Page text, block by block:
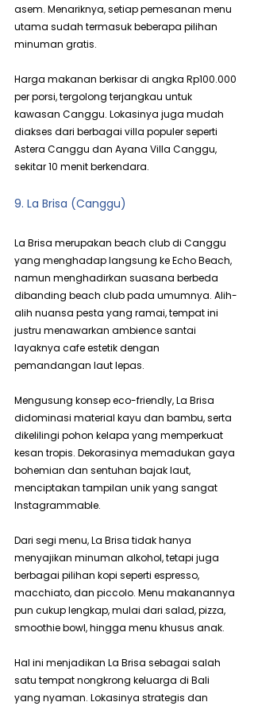
asem. Menariknya, setiap pemesanan menu
utama sudah termasuk beberapa pilihan
minuman gratis.
Harga makanan berkisar di angka Rp100.000
per porsi, tergolong terjangkau untuk
kawasan Canggu. Lokasinya juga mudah
diakses dari berbagai villa populer seperti
Astera Canggu dan Ayana Villa Canggu,
sekitar 10 menit berkendara.
9. La Brisa (Canggu)
La Brisa merupakan beach club di Canggu
yang menghadap langsung ke Echo Beach,
namun menghadirkan suasana berbeda
dibanding beach club pada umumnya. Alih-
alih nuansa pesta yang ramai, tempat ini
justru menawarkan ambience santai
layaknya cafe estetik dengan
pemandangan laut lepas.
Mengusung konsep eco-friendly, La Brisa
didominasi material kayu dan bambu, serta
dikelilingi pohon kelapa yang memperkuat
kesan tropis. Dekorasinya memadukan gaya
bohemian dan sentuhan bajak laut,
menciptakan tampilan unik yang sangat
Instagrammable.
Dari segi menu, La Brisa tidak hanya
menyajikan minuman alkohol, tetapi juga
berbagai pilihan kopi seperti espresso,
macchiato, dan piccolo. Menu makanannya
pun cukup lengkap, mulai dari salad, pizza,
smoothie bowl, hingga menu khusus anak.
Hal ini menjadikan La Brisa sebagai salah
satu tempat nongkrong keluarga di Bali
yang nyaman. Lokasinya strategis dan